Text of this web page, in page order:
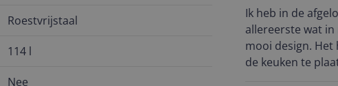
Roestvrijstaal
114 l
Nee
Ik heb in de
allereerste wat in
mooi design.
de keuken te plaatsen. Het formaat is groot, met een goede